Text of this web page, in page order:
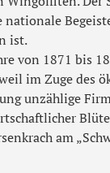
nationale
ist.
von 1871 bis
im Zuge des
unzählige
am